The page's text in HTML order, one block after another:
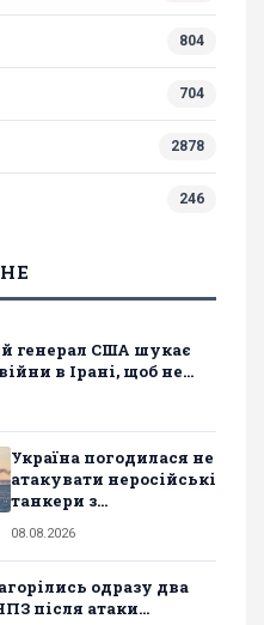
804
704
2878
246
генерал США шукає
в Ірані, щоб не...
Україна погодилася не
атакувати неросійські
танкери з...
08.08.2026
одразу два
після атаки...